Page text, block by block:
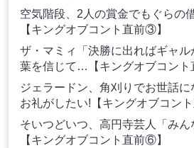
空気階段、2人の賞金でもぐらの
【キングオブコント直前③】
ザ・マミィ「決勝に出ればギャ
葉を信じて…【キングオブコント
ジェラードン、角刈りでお世話
お礼がしたい!【キングオブコン
そいつどいつ、高円寺芸人「み
【キングオブコント直前⑥】